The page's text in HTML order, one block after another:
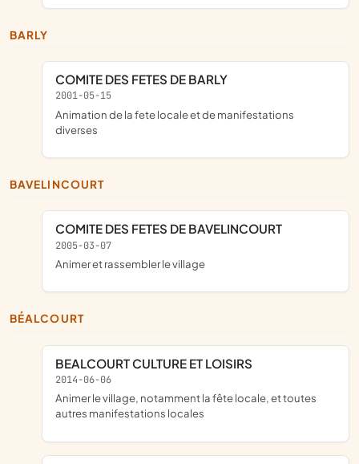
BARLY
COMITE DES FETES DE BARLY
2001-05-15
Animation de la fete locale et de manifestations
diverses
BAVELINCOURT
COMITE DES FETES DE BAVELINCOURT
2005-03-07
Animer et rassembler le village
BÉALCOURT
BEALCOURT CULTURE ET LOISIRS
2014-06-06
animer le village, notamment la fête locale, et toutes
autres manifestations locales